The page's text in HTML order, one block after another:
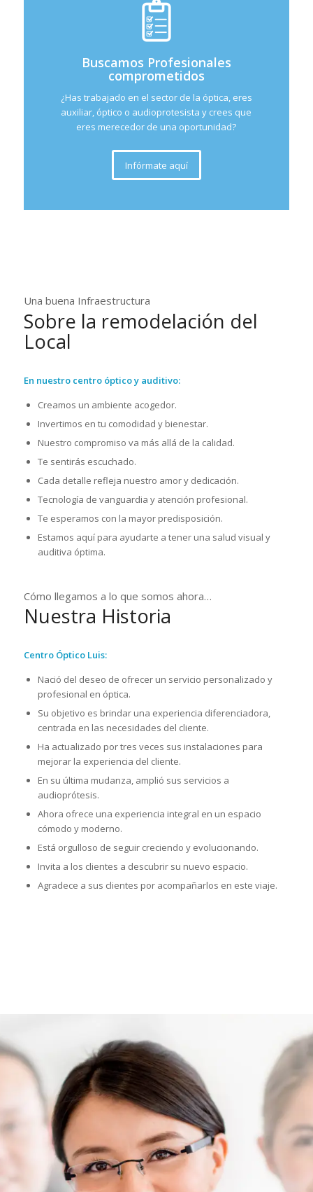
Buscamos Profesionales
comprometidos
¿Has trabajado en el sector de la óptica, eres
auxiliar, óptico o audioprotesista y crees que
eres merecedor de una oportunidad?
Infórmate aquí
Una buena Infraestructura
Sobre la remodelación del
Local
En nuestro centro óptico y auditivo:
Creamos un ambiente acogedor.
Invertimos en tu comodidad y bienestar.
Nuestro compromiso va más allá de la calidad.
Te sentirás escuchado.
Cada detalle refleja nuestro amor y dedicación.
Tecnología de vanguardia y atención profesional.
Te esperamos con la mayor predisposición.
Estamos aquí para ayudarte a tener una salud visual y
auditiva óptima.
Cómo llegamos a lo que somos ahora…
Nuestra Historia
Centro Óptico Luis:
Nació del deseo de ofrecer un servicio personalizado y
profesional en óptica.
Su objetivo es brindar una experiencia diferenciadora,
centrada en las necesidades del cliente.
Ha actualizado por tres veces sus instalaciones para
mejorar la experiencia del cliente.
En su última mudanza, amplió sus servicios a
audioprótesis.
Ahora ofrece una experiencia integral en un espacio
cómodo y moderno.
Está orgulloso de seguir creciendo y evolucionando.
Invita a los clientes a descubrir su nuevo espacio.
Agradece a sus clientes por acompañarlos en este viaje.